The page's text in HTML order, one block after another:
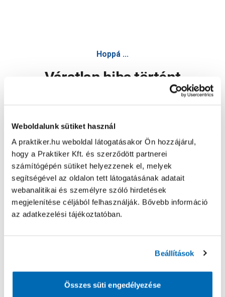
Weboldalunk sütiket használ
A praktiker.hu weboldal látogatásakor Ön hozzájárul,
hogy a Praktiker Kft. és szerződött partnerei
számítógépén sütiket helyezzenek el, melyek
segítségével az oldalon tett látogatásának adatait
webanalitikai és személyre szóló hirdetések
megjelenítése céljából felhasználják. Bővebb információ
az adatkezelési tájékoztatóban.
Beállítások
Összes süti engedélyezése
Hoppá ...
Váratlan hiba történt
Oldal újratöltése